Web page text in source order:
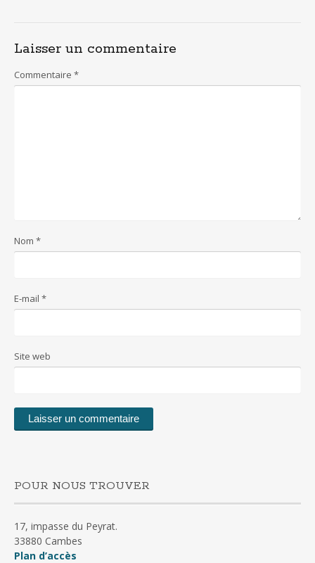
Laisser un commentaire
Commentaire *
Nom *
E-mail *
Site web
POUR NOUS TROUVER
17, impasse du Peyrat.
33880 Cambes
Plan d’accès